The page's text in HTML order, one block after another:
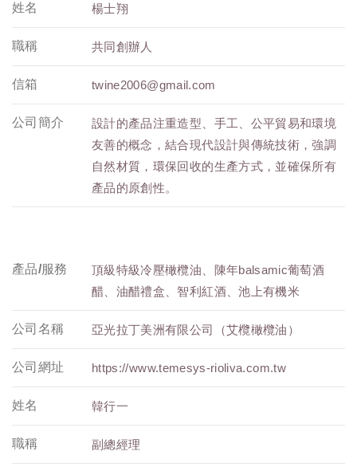
公司簡介
設計的產品注重造型、手工、公平貿易和環境
友善的概念，結合現代設計與傳統技術，強調
自然材質，環保回收的生產方式，並確保所有
產品的原創性。
姓名 楊士翔
職稱 共同創辦人
信箱 twine2006@gmail.com
產品/服務
頂級特級冷壓橄欖油、陳年balsamic葡萄酒
醋、油醋禮盒、智利紅酒、池上有機米
姓名 韓行一
職稱 副總經理
公司名稱 亞光拉丁美洲有限公司（艾欖橄欖油）
公司網址 https://www.temesys-rioliva.com.tw